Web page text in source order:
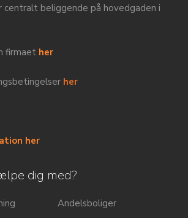
centralt beliggende på hovedgaden i
firmaet her
her
her
dig med?
​Andelsboliger